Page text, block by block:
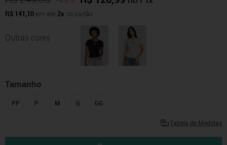
R$ 141,10 em até 2x no cartão
Outras cores
Tamanho
PP P M G GG
Tabela de Medidas